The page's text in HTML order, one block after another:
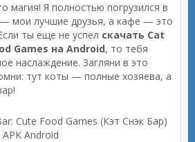
магия! Я полностью погрузился в
мои лучшие друзья, а кафе — это
ты еще не успел скачать Cat
Games на Android, то тебя
наслаждение. Загляни в это
тут коты — полные хозяева, а
Cute Food Games (Кэт Снэк Бар)
Android